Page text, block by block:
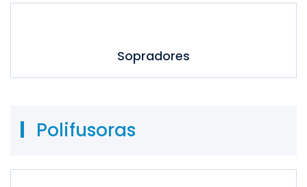
Sopradores
Polifusoras